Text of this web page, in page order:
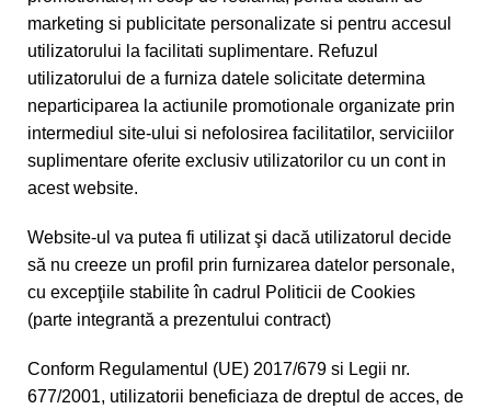
marketing si publicitate personalizate si pentru accesul
utilizatorului la facilitati suplimentare. Refuzul
utilizatorului de a furniza datele solicitate determina
neparticiparea la actiunile promotionale organizate prin
intermediul site-ului si nefolosirea facilitatilor, serviciilor
suplimentare oferite exclusiv utilizatorilor cu un cont in
acest website.
Website-ul va putea fi utilizat şi dacă utilizatorul decide
să nu creeze un profil prin furnizarea datelor personale,
cu excepţiile stabilite în cadrul Politicii de Cookies
(parte integrantă a prezentului contract)
Conform Regulamentul (UE) 2017/679 si Legii nr.
677/2001, utilizatorii beneficiaza de dreptul de acces, de